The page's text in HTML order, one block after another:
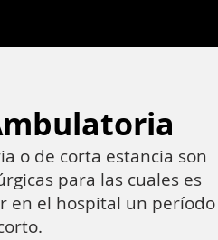
o de corta estancia son
para las cuales es
en el hospital un período